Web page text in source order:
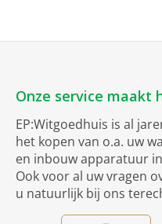
Onze service maakt
EP:Witgoedhuis is al
het kopen van o.a. uw
en inbouw apparatuur
Ook voor al uw vragen
u natuurlijk bij ons